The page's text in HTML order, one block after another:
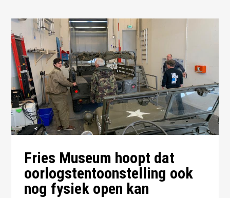
Fries Museum hoopt dat
oorlogstentoonstelling ook
nog fysiek open kan